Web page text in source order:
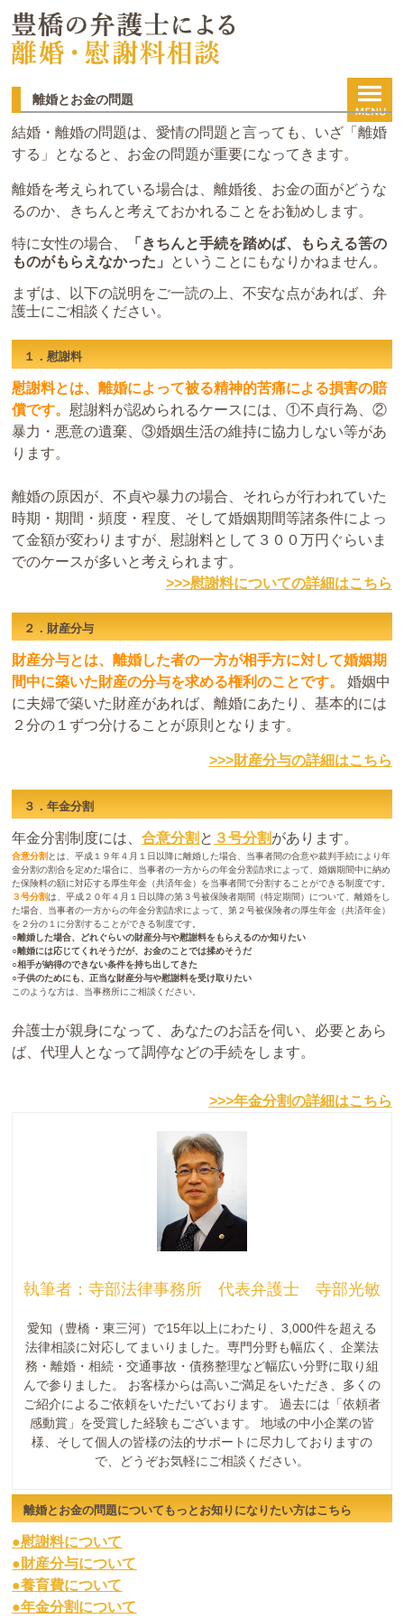
離婚とお金の問題
結婚・離婚の問題は、愛情の問題と言っても、いざ「離婚
する」となると、お金の問題が重要になってきます。
離婚を考えられている場合は、離婚後、お金の面がどうな
るのか、きちんと考えておかれることをお勧めします。
特に女性の場合、
「きちんと手続を踏めば、もらえる筈の
ものがもらえなかった」 ということにもなりかねません。
まずは、以下の説明をご一読の上、不安な点があれば、弁
護士にご相談ください。
１．慰謝料
慰謝料とは、離婚によって被る精神的苦痛による損害の賠
償です。慰謝料が認められるケースには、①不貞行為、②
暴力・悪意の遺棄、③婚姻生活の維持に協力しない等があ
ります。
離婚の原因が、不貞や暴力の場合、それらが行われていた
時期・期間・頻度・程度、そして婚姻期間等諸条件によっ
て金額が変わりますが、慰謝料として３００万円ぐらいま
でのケースが多いと考えられます。
>>>慰謝料についての詳細はこちら
２．財産分与
財産分与とは、離婚した者の一方が相手方に対して婚姻期
間中に築いた財産の分与を求める権利のことです。婚姻中
に夫婦で築いた財産があれば、離婚にあたり、基本的には
２分の１ずつ分けることが原則となります。
>>>財産分与の詳細はこちら
３．年金分割
年金分割制度には、合意分割 と ３号分割があります。
合意分割 とは、平成１９年４月１日以降に離婚した場合、当事者間の合意や裁判手続により年
金分割の割合を定めた場合に、当事者の一方からの年金分割請求によって、婚姻期間中に納め
た保険料の額に対応する厚生年金（共済年金）を当事者間で分割することができる制度です。
３号分割は、平成２０年４月１日以降の第３号被保険者期間（特定期間）について、離婚をし
た場合、当事者の一方からの年金分割請求によって、第２号被保険者の厚生年金（共済年金）
を２分の１に分割することができる制度です。
○離婚した場合、どれぐらいの財産分与や慰謝料をもらえるのか知りたい
○離婚には応じてくれそうだが、お金のことでは揉めそうだ
○相手が納得のできない条件を持ち出してきた
○子供のためにも、正当な財産分与や慰謝料を受け取りたい
このような方は、当事務所にご相談ください。
弁護士が親身になって、あなたのお話を伺い、必要とあら
ば、代理人となって調停などの手続をします。
>>>年金分割の詳細はこちら
執筆者：寺部法律事務所 代表弁護士 寺部光敏
愛知（豊橋・東三河）で15年以上にわたり、3,000件を超える
法律相談に対応してまいりました。専門分野も幅広く、企業法
務・離婚・相続・交通事故・債務整理など幅広い分野に取り組
んで参りました。 お客様からは高いご満足をいただき、多くの
ご紹介によるご依頼をいただいております。 過去には「依頼者
感動賞」を受賞した経験もございます。 地域の中小企業の皆
様、そして個人の皆様の法的サポートに尽力しておりますの
で、どうぞお気軽にご相談ください。
離婚とお金の問題についてもっとお知りになりたい方はこちら
●慰謝料について
●財産分与について
●養育費について
●年金分割について